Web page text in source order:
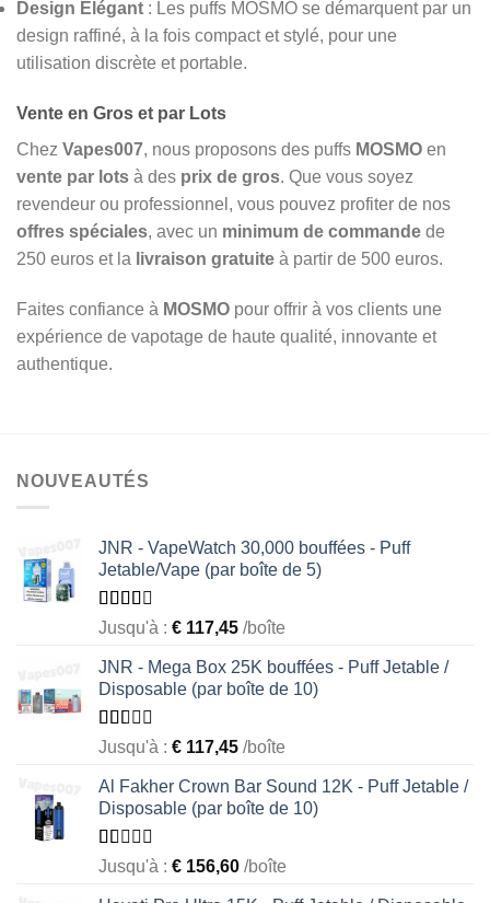
Design Élégant : Les puffs MOSMO se démarquent par un
design raffiné, à la fois compact et stylé, pour une
utilisation discrète et portable.
Vente en Gros et par Lots
Chez Vapes007, nous proposons des puffs MOSMO en
vente par lots à des prix de gros. Que vous soyez
revendeur ou professionnel, vous pouvez profiter de nos
offres spéciales, avec un minimum de commande de
250 euros et la livraison gratuite à partir de 500 euros.
Faites confiance à MOSMO pour offrir à vos clients une
expérience de vapotage de haute qualité, innovante et
authentique.
NOUVEAUTÉS
JNR - VapeWatch 30,000 bouffées - Puff
Jetable/Vape (par boîte de 5)
Rated
out of
5
Jusqu'à : € 117,45 /boîte
JNR - Mega Box 25K bouffées - Puff Jetable /
Disposable (par boîte de 10)
Rated
out
of 5
Jusqu'à : € 117,45 /boîte
Al Fakher Crown Bar Sound 12K - Puff Jetable /
Disposable (par boîte de 10)
Rated
out
Jusqu'à : € 156,60 /boîte